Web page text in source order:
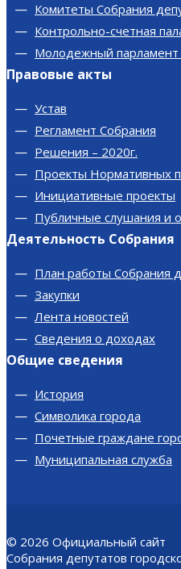
Комитеты Собрания
Контрольно-счетная
Молодежный парламент
Правовые акты
Устав
Регламент Собрания
Решения – 2020г.
Проекты Нормативных
Инициативные проекты
Публичные слушания и
Деятельность Собрания
План работы Собрания
Закупки
Лента новостей
Сведения о доходах
Общие сведения
История
Символика города
Почетные граждане
Муниципальная служба
© 2026 Официальный сайт
Собрания депутатов